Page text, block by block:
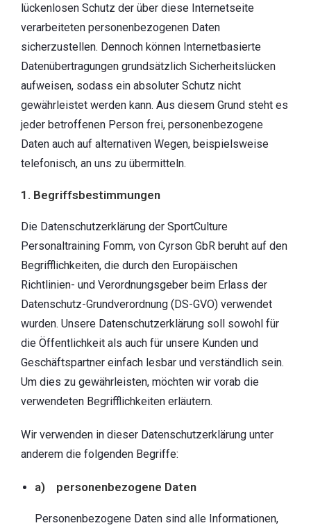
lückenlosen Schutz der über diese Internetseite
verarbeiteten personenbezogenen Daten
sicherzustellen. Dennoch können Internetbasierte
Datenübertragungen grundsätzlich Sicherheitslücken
aufweisen, sodass ein absoluter Schutz nicht
gewährleistet werden kann. Aus diesem Grund steht es
jeder betroffenen Person frei, personenbezogene
Daten auch auf alternativen Wegen, beispielsweise
telefonisch, an uns zu übermitteln.
1. Begriffsbestimmungen
Die Datenschutzerklärung der SportCulture
Personaltraining Fomm, von Cyrson GbR beruht auf den
Begrifflichkeiten, die durch den Europäischen
Richtlinien- und Verordnungsgeber beim Erlass der
Datenschutz-Grundverordnung (DS-GVO) verwendet
wurden. Unsere Datenschutzerklärung soll sowohl für
die Öffentlichkeit als auch für unsere Kunden und
Geschäftspartner einfach lesbar und verständlich sein.
Um dies zu gewährleisten, möchten wir vorab die
verwendeten Begrifflichkeiten erläutern.
Wir verwenden in dieser Datenschutzerklärung unter
anderem die folgenden Begriffe:
a) personenbezogene Daten
Personenbezogene Daten sind alle Informationen,